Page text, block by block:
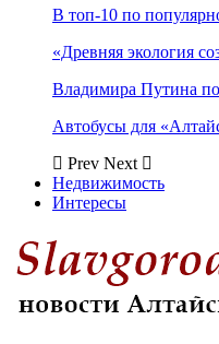
В топ-10 по
«Древняя экология
Владимира Путина
Автобусы для
Prev Next
Недвижимость
Интересы